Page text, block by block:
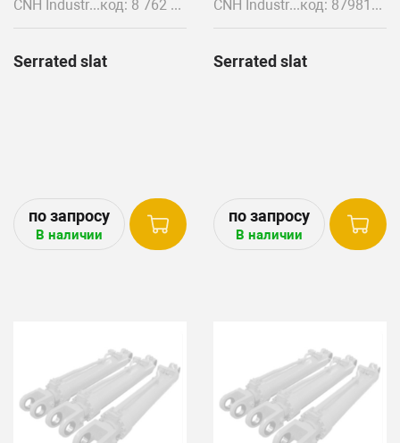
CNH Industrial код: 8 762 055 784 076 900
Serrated slat
В наличии
CNH Industrial код: 87981409
Serrated slat
В наличии